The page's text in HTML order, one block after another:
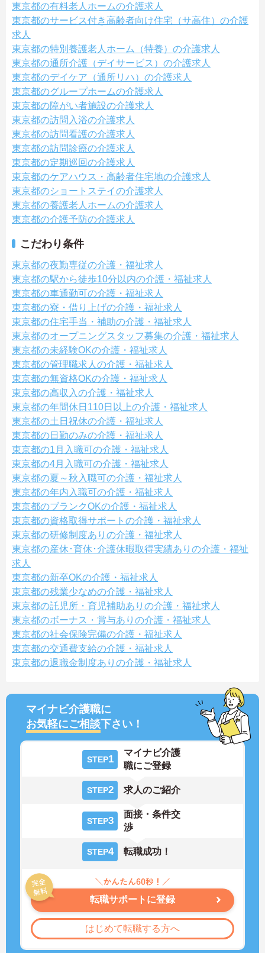
東京都の有料老人ホームの介護求人
東京都のサービス付き高齢者向け住宅（サ高住）の介護
求人
東京都の特別養護老人ホーム（特養）の介護求人
東京都の通所介護（デイサービス）の介護求人
東京都のデイケア（通所リハ）の介護求人
東京都のグループホームの介護求人
東京都の障がい者施設の介護求人
東京都の訪問入浴の介護求人
東京都の訪問看護の介護求人
東京都の訪問診療の介護求人
東京都の定期巡回の介護求人
東京都のケアハウス・高齢者住宅地の介護求人
東京都のショートステイの介護求人
東京都の養護老人ホームの介護求人
東京都の介護予防の介護求人
こだわり条件
東京都の夜勤専従の介護・福祉求人
東京都の駅から徒歩10分以内の介護・福祉求人
東京都の車通勤可の介護・福祉求人
東京都の寮・借り上げの介護・福祉求人
東京都の住宅手当・補助の介護・福祉求人
東京都のオープニングスタッフ募集の介護・福祉求人
東京都の未経験OKの介護・福祉求人
東京都の管理職求人の介護・福祉求人
東京都の無資格OKの介護・福祉求人
東京都の高収入の介護・福祉求人
東京都の年間休日110日以上の介護・福祉求人
東京都の土日祝休の介護・福祉求人
東京都の日勤のみの介護・福祉求人
東京都の1月入職可の介護・福祉求人
東京都の4月入職可の介護・福祉求人
東京都の夏～秋入職可の介護・福祉求人
東京都の年内入職可の介護・福祉求人
東京都のブランクOKの介護・福祉求人
東京都の資格取得サポートの介護・福祉求人
東京都の研修制度ありの介護・福祉求人
東京都の産休･育休･介護休暇取得実績ありの介護・福祉
求人
東京都の新卒OKの介護・福祉求人
東京都の残業少なめの介護・福祉求人
東京都の託児所・育児補助ありの介護・福祉求人
東京都のボーナス・賞与ありの介護・福祉求人
東京都の社会保険完備の介護・福祉求人
東京都の交通費支給の介護・福祉求人
東京都の退職金制度ありの介護・福祉求人
マイナビ介護職に
お気軽にご相談下さい！
STEP1
マイナビ介護
職にご登録
STEP2 求人のご紹介
STEP3
面接・条件交
渉
STEP4 転職成功！
転職サポートに登録
はじめて転職する方へ